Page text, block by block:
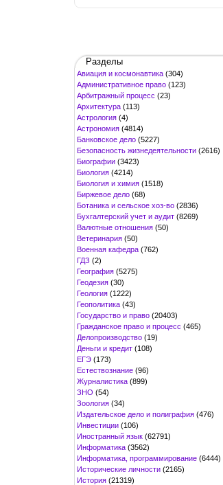
Разделы
Авиация и космонавтика (304)
Административное право (123)
Арбитражный процесс (23)
Архитектура (113)
Астрология (4)
Астрономия (4814)
Банковское дело (5227)
Безопасность жизнедеятельности (2616)
Биографии (3423)
Биология (4214)
Биология и химия (1518)
Биржевое дело (68)
Ботаника и сельское хоз-во (2836)
Бухгалтерский учет и аудит (8269)
Валютные отношения (50)
Ветеринария (50)
Военная кафедра (762)
ГДЗ (2)
География (5275)
Геодезия (30)
Геология (1222)
Геополитика (43)
Государство и право (20403)
Гражданское право и процесс (465)
Делопроизводство (19)
Деньги и кредит (108)
ЕГЭ (173)
Естествознание (96)
Журналистика (899)
ЗНО (54)
Зоология (34)
Издательское дело и полиграфия (476)
Инвестиции (106)
Иностранный язык (62791)
Информатика (3562)
Информатика, программирование (6444)
Исторические личности (2165)
История (21319)